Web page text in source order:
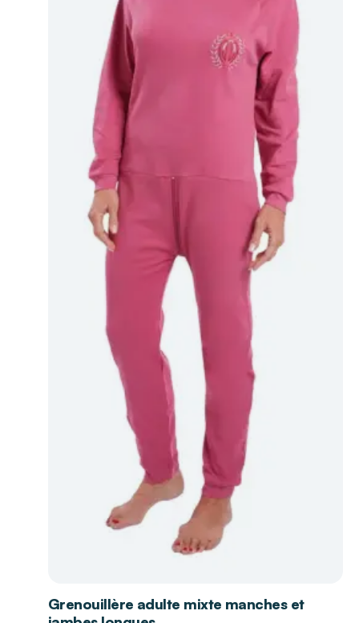
Grenouillère adulte mixte manches et